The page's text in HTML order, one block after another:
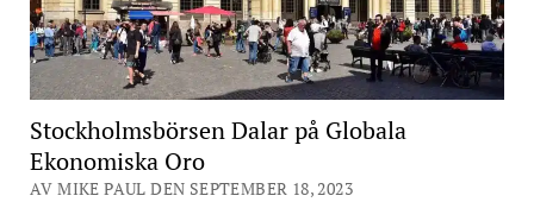
Stockholmsbörsen Dalar på Globala
Ekonomiska Oro
AV MIKE PAUL DEN SEPTEMBER 18, 2023